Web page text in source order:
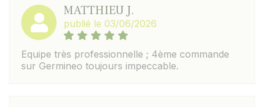
MATTHIEU J.
publié le 03/06/2026
Equipe très professionnelle ; 4ème commande
sur Germineo toujours impeccable.